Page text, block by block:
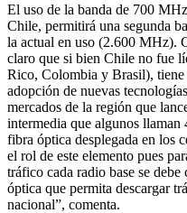
El uso de la banda de 700
Chile, permitirá una segunda
la actual en uso (2.600 MHz).
claro que si bien Chile no fue
Rico, Colombia y Brasil), tiene
adopción de nuevas
mercados de la región que
intermedia que algunos
fibra óptica desplegada en los
el rol de este elemento pues
tráfico cada radio base se
óptica que permita descargar
nacional”, comenta.